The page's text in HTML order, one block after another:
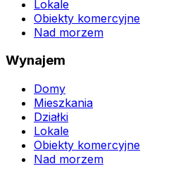
Lokale
Obiekty komercyjne
Nad morzem
Wynajem
Domy
Mieszkania
Działki
Lokale
Obiekty komercyjne
Nad morzem